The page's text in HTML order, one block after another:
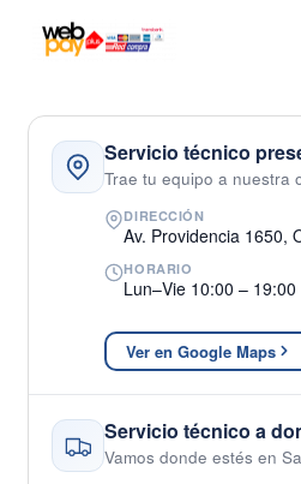
Servicio técnico
Trae tu equipo a nuestra
DIRECCIÓN
Av. Providencia 1650,
HORARIO
Lun–Vie 10:00 –
Ver en Google Maps
Servicio técnico a
Vamos donde estés en